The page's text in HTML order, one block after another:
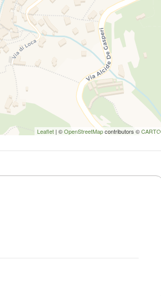
Leaflet | ©OpenStreetMapcontributors ©CARTO